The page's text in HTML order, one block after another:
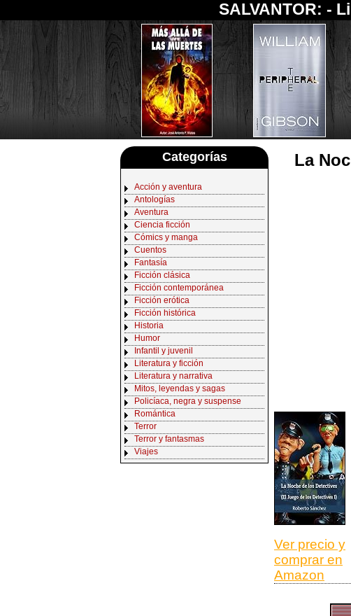
SALVANTOR: -
Categorías
Acción y aventura
Antologías
Aventura
Ciencia ficción
Cómics y manga
Cuentos
Fantasía
Ficción clásica
Ficción contemporánea
Ficción erótica
Ficción histórica
Historia
Humor
Infantil y juvenil
Literatura y ficción
Literatura y narrativa
Mitos, leyendas y sagas
Policíaca, negra y suspense
Romántica
Terror
Terror y fantasmas
Viajes
La
Ver precio y
comprar en
Amazon